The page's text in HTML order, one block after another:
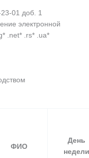
01 доб. 1
электронной
.net* .rs* .ua*
ФИО
День
недели